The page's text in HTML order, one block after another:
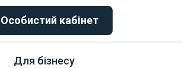
Особистий кабінет
Для бізнесу